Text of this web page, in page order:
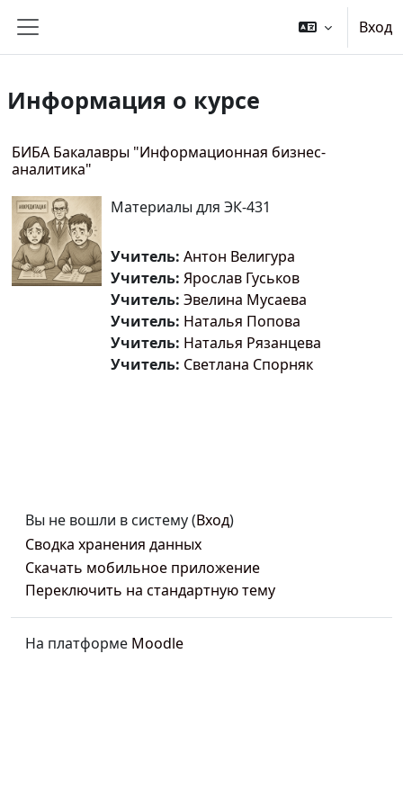
Боковая панель
Вход
Информация о курсе
БИБА Бакалавры "Информационная бизнес-
аналитика"
Материалы для ЭК-431
Учитель: Антон Велигура
Учитель: Ярослав Гуськов
Учитель: Эвелина Мусаева
Учитель: Наталья Попова
Учитель: Наталья Рязанцева
Учитель: Cветлана Спорняк
Вы не вошли в систему (Вход)
Сводка хранения данных
Скачать мобильное приложение
Переключить на стандартную тему
На платформе Moodle